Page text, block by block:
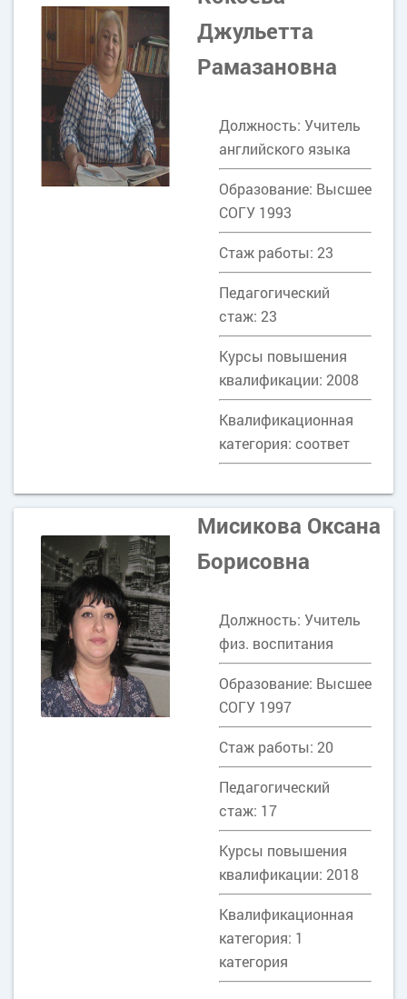
Джульетта
Рамазановна
Должность: Учитель
английского языка
Образование: Высшее
СОГУ 1993
Стаж работы: 23
Педагогический
стаж: 23
Курсы повышения
квалификации: 2008
Квалификационная
категория: соответ
Мисикова Оксана
Борисовна
Должность: Учитель
физ. воспитания
Образование: Высшее
СОГУ 1997
Стаж работы: 20
Педагогический
стаж: 17
Курсы повышения
квалификации: 2018
Квалификационная
категория: 1
категория